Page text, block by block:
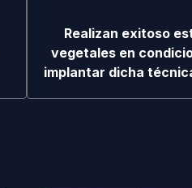
Realizan exitoso
vegetales en
implantar dicha